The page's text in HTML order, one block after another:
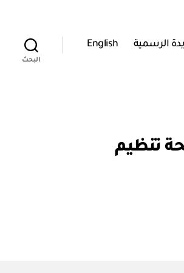
الرسمية English
البحث
أحكام لائحة تنظيم